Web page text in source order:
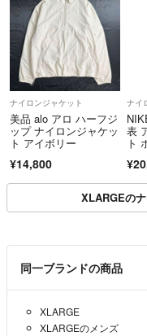
ナイロンジャケット
美品 alo アロ ハーフジ
ップ ナイロンジャケッ
ト アイボリー
¥14,800
ナイ
表
ト
XLARGEの
同一ブランドの商品
XLARGE
XLARGEのメンズ